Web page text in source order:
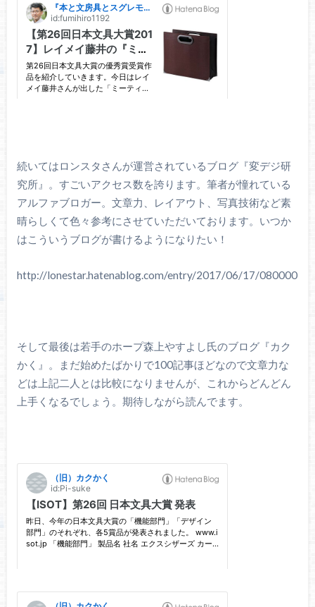
続いてはロンスタさんが運営されているブログ『変デジ研
究所』。すごいアクセス数を誇ります。筆者が憧れている
アルファブロガー。文章力、レイアウト、写真技術など素
晴らしくて色々参考にさせていただいております。いつか
はこういうブログが書けるようになりたい！
http://lonestar.hatenablog.com/entry/2017/06/17/080000
そして最後は若手のホープ森上やすよし氏のブログ『カク
かく』。まだ始めたばかりで100記事ほどなので文章力な
どは上記二人とは比較になりませんが、これからどんどん
上手くなるでしょう。期待しながら読んでます。